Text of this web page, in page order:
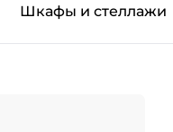
Шкафы и стеллажи